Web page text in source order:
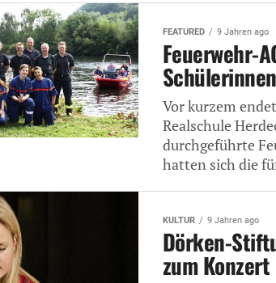
FEATURED 9 Jahren ago
Feuerwehr-
Vor kurzem
Realschule
durchgeführte
hatten sich die
KULTUR 9 Jahren ago
Dörken-
zum Konzert